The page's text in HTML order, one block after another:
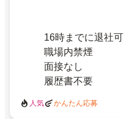
16時までに退社可
職場内禁煙
面接なし
履歴書不要
人気 かんたん応募